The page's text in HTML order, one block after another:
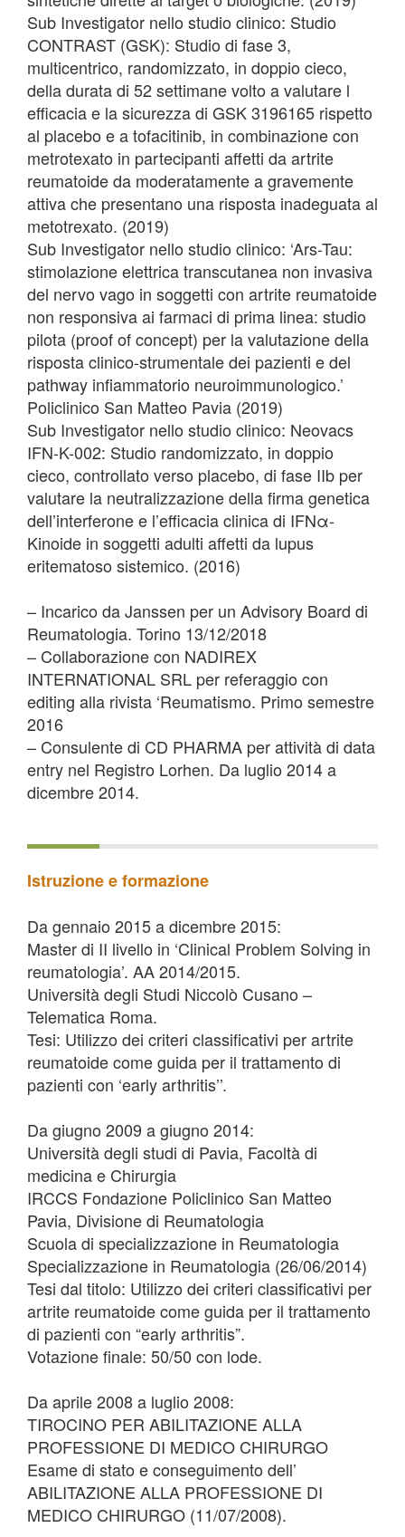
Sub Investigator nello studio clinico: Studio
CONTRAST (GSK): Studio di fase 3,
multicentrico, randomizzato, in doppio cieco,
della durata di 52 settimane volto a valutare l
efficacia e la sicurezza di GSK 3196165 rispetto
al placebo e a tofacitinib, in combinazione con
metrotexato in partecipanti affetti da artrite
reumatoide da moderatamente a gravemente
attiva che presentano una risposta inadeguata al
metotrexato. (2019)
Sub Investigator nello studio clinico: ‘Ars-Tau:
stimolazione elettrica transcutanea non invasiva
del nervo vago in soggetti con artrite reumatoide
non responsiva ai farmaci di prima linea: studio
pilota (proof of concept) per la valutazione della
risposta clinico-strumentale dei pazienti e del
pathway infiammatorio neuroimmunologico.’
Policlinico San Matteo Pavia (2019)
Sub Investigator nello studio clinico: Neovacs
IFN-K-002: Studio randomizzato, in doppio
cieco, controllato verso placebo, di fase IIb per
valutare la neutralizzazione della firma genetica
dell’interferone e l’efficacia clinica di IFNα‐
Kinoide in soggetti adulti affetti da lupus
eritematoso sistemico. (2016)
– Incarico da Janssen per un Advisory Board di
Reumatologia. Torino 13/12/2018
– Collaborazione con NADIREX
INTERNATIONAL SRL per referaggio con
editing alla rivista ‘Reumatismo. Primo semestre
2016
– Consulente di CD PHARMA per attività di data
entry nel Registro Lorhen. Da luglio 2014 a
dicembre 2014.
Istruzione e formazione
Da gennaio 2015 a dicembre 2015:
Master di II livello in ‘Clinical Problem Solving in
reumatologia’. AA 2014/2015.
Università degli Studi Niccolò Cusano –
Telematica Roma.
Tesi: Utilizzo dei criteri classificativi per artrite
reumatoide come guida per il trattamento di
pazienti con ‘early arthritis’’.
Da giugno 2009 a giugno 2014:
Università degli studi di Pavia, Facoltà di
medicina e Chirurgia
IRCCS Fondazione Policlinico San Matteo
Pavia, Divisione di Reumatologia
Scuola di specializzazione in Reumatologia
Specializzazione in Reumatologia (26/06/2014)
Tesi dal titolo: Utilizzo dei criteri classificativi per
artrite reumatoide come guida per il trattamento
di pazienti con “early arthritis”.
Votazione finale: 50/50 con lode.
Da aprile 2008 a luglio 2008:
TIROCINO PER ABILITAZIONE ALLA
PROFESSIONE DI MEDICO CHIRURGO
Esame di stato e conseguimento dell’
ABILITAZIONE ALLA PROFESSIONE DI
MEDICO CHIRURGO (11/07/2008).